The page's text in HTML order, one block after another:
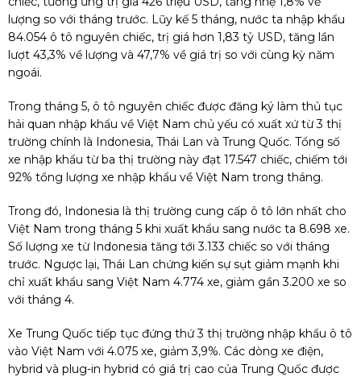
lượng so với tháng trước. Lũy kế 5 tháng, nước ta nhập khẩu
84.054 ô tô nguyên chiếc, trị giá hơn 1,83 tỷ USD, tăng lần
lượt 43,3% về lượng và 47,7% về giá trị so với cùng kỳ năm
ngoái.
Trong tháng 5, ô tô nguyên chiếc được đăng ký làm thủ tục
hải quan nhập khẩu về Việt Nam chủ yếu có xuất xứ từ 3 thị
trường chính là Indonesia, Thái Lan và Trung Quốc. Tổng số
xe nhập khẩu từ ba thị trường này đạt 17.547 chiếc, chiếm tới
92% tổng lượng xe nhập khẩu về Việt Nam trong tháng.
Trong đó, Indonesia là thị trường cung cấp ô tô lớn nhất cho
Việt Nam trong tháng 5 khi xuất khẩu sang nước ta 8.698 xe.
Số lượng xe từ Indonesia tăng tới 3.133 chiếc so với tháng
trước. Ngược lại, Thái Lan chứng kiến sự sụt giảm mạnh khi
chỉ xuất khẩu sang Việt Nam 4.774 xe, giảm gần 3.200 xe so
với tháng 4.
Xe Trung Quốc tiếp tục đứng thứ 3 thị trường nhập khẩu ô tô
vào Việt Nam với 4.075 xe, giảm 3,9%. Các dòng xe điện,
hybrid và plug-in hybrid có giá trị cao của Trung Quốc được